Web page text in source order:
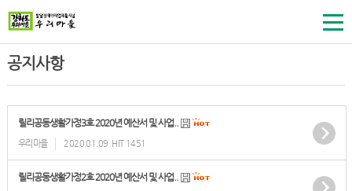
공지사항
릴리공동생활가정3호 2020년 예산서 및 사업..
우리마을 2020.01.09 HIT 1451
릴리공동생활가정2호 2020년 예산서 및 사업..